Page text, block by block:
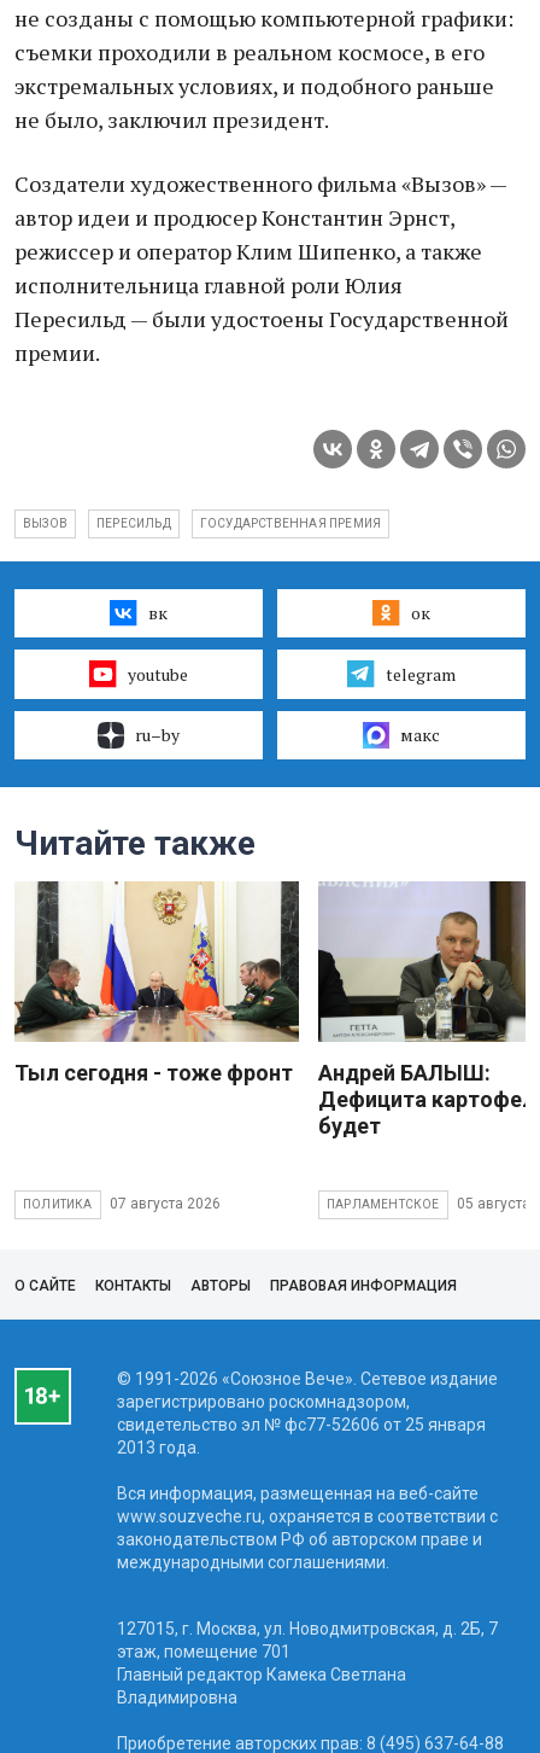
не созданы с помощью компьютерной графики:
съемки проходили в реальном космосе, в его
экстремальных условиях, и подобного раньше
не было, заключил президент.
Создатели художественного фильма «Вызов» —
автор идеи и продюсер Константин Эрнст,
режиссер и оператор Клим Шипенко, а также
исполнительница главной роли Юлия
Пересильд — были удостоены Государственной
премии.
ВЫЗОВ ПЕРЕСИЛЬД ГОСУДАРСТВЕННАЯ ПРЕМИЯ
вк ок
youtube telegram
ru–by макс
Читайте также
Тыл сегодня - тоже фронт
ПОЛИТИКА 07 августа 2026
Андрей БАЛЫШ:
Дефицита
будет
ПАРЛАМЕНТСКОЕ 05 августа
О САЙТЕ КОНТАКТЫ АВТОРЫ ПРАВОВАЯ ИНФОРМАЦИЯ
© 1991-2026 «Союзное Вече». Сетевое издание
зарегистрировано роскомнадзором,
свидетельство эл № фc77-52606 от 25 января
2013 года.
Вся информация, размещенная на веб-сайте
www.souzveche.ru, охраняется в соответствии с
законодательством РФ об авторском праве и
международными соглашениями.
127015, г. Москва, ул. Новодмитровская, д. 2Б, 7
этаж, помещение 701
Главный редактор Камека Светлана
Владимировна
Приобретение авторских прав: 8 (495) 637-64-88